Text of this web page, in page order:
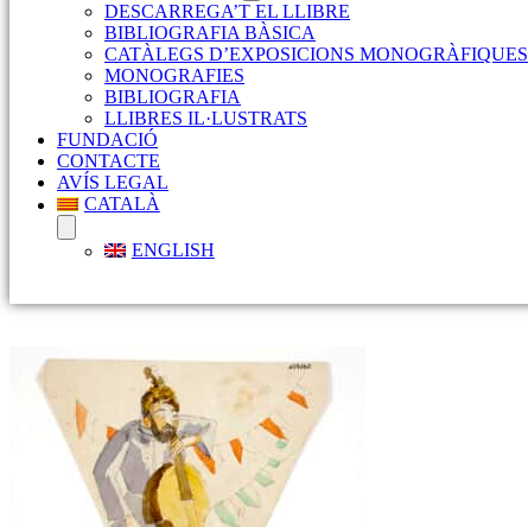
DESCARREGA’T EL LLIBRE
BIBLIOGRAFIA BÀSICA
CATÀLEGS D’EXPOSICIONS MONOGRÀFIQUES
MONOGRAFIES
BIBLIOGRAFIA
LLIBRES IL·LUSTRATS
FUNDACIÓ
CONTACTE
AVÍS LEGAL
CATALÀ
ENGLISH